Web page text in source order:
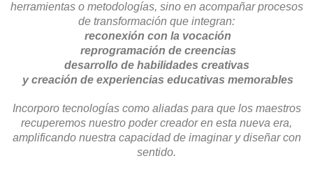
herramientas o metodologías, sino en acompañar procesos
de transformación que integran:
reconexión con la vocación
reprogramación de creencias
desarrollo de habilidades creativas
y creación de experiencias educativas memorables
Incorporo tecnologías como aliadas para que los maestros
recuperemos nuestro poder creador en esta nueva era,
amplificando nuestra capacidad de imaginar y diseñar con
sentido.